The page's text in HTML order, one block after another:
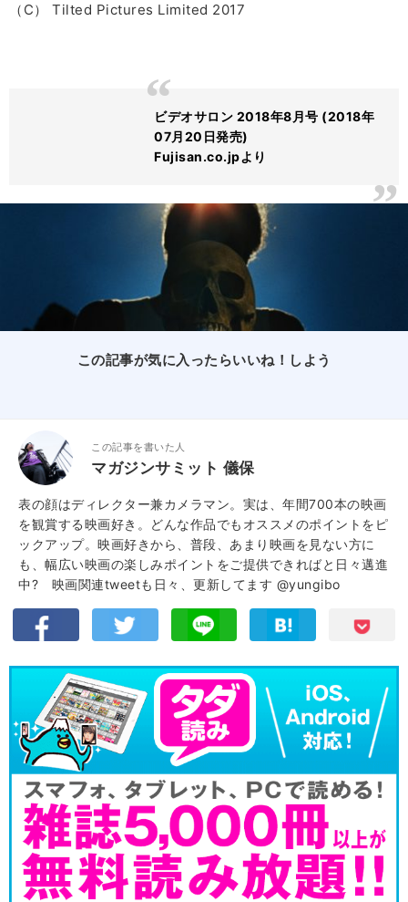
（C） Tilted Pictures Limited 2017
ビデオサロン 2018年8月号 (2018年
07月20日発売)
Fujisan.co.jpより
この記事が気に入ったらいいね！しよう
この記事を書いた人
マガジンサミット 儀保
表の顔はディレクター兼カメラマン。実は、年間700本の映画
を観賞する映画好き。どんな作品でもオススメのポイントをピ
ックアップ。映画好きから、普段、あまり映画を見ない方に
も、幅広い映画の楽しみポイントをご提供できればと日々邁進
中? 映画関連tweetも日々、更新してます @yungibo